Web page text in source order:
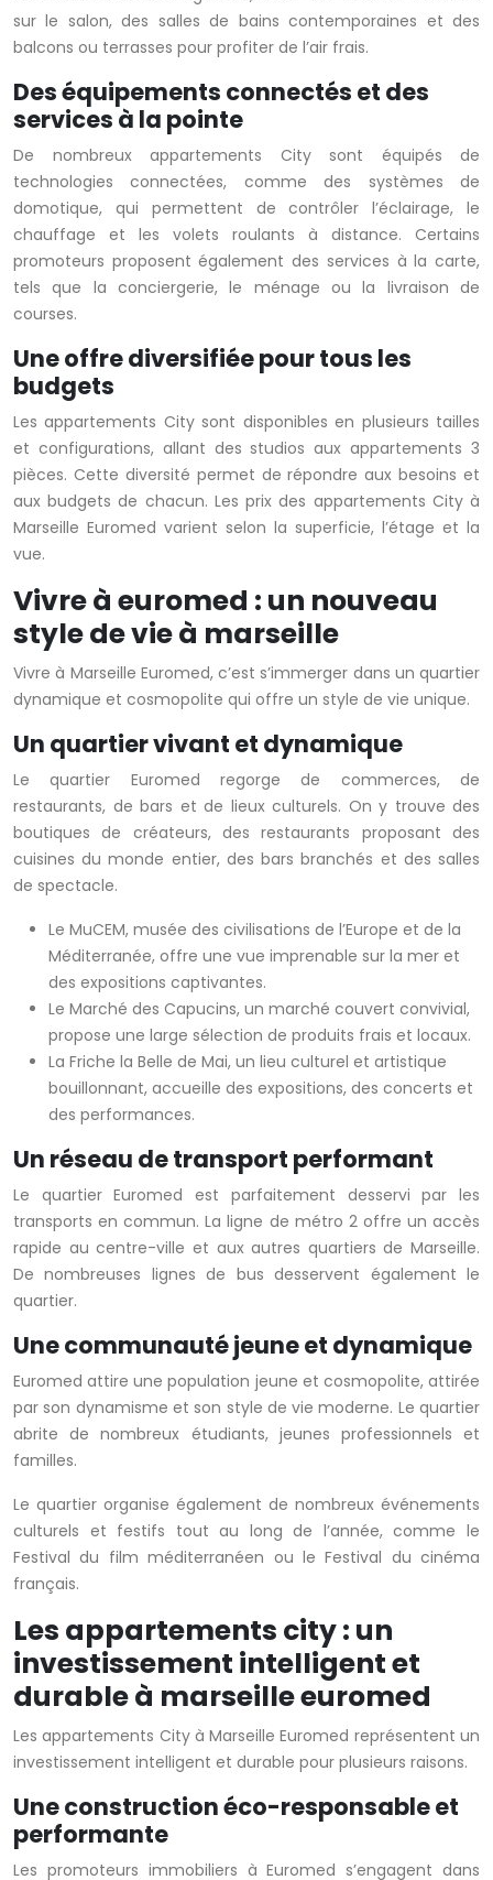
sur le salon, des salles de bains contemporaines et des
balcons ou terrasses pour profiter de l’air frais.
Des équipements connectés et des
services à la pointe
De nombreux appartements City sont équipés de
technologies connectées, comme des systèmes de
domotique, qui permettent de contrôler l’éclairage, le
chauffage et les volets roulants à distance. Certains
promoteurs proposent également des services à la carte,
tels que la conciergerie, le ménage ou la livraison de
courses.
Une offre diversifiée pour tous les
budgets
Les appartements City sont disponibles en plusieurs tailles
et configurations, allant des studios aux appartements 3
pièces. Cette diversité permet de répondre aux besoins et
aux budgets de chacun. Les prix des appartements City à
Marseille Euromed varient selon la superficie, l’étage et la
vue.
Vivre à euromed : un nouveau
style de vie à marseille
Vivre à Marseille Euromed, c’est s’immerger dans un quartier
dynamique et cosmopolite qui offre un style de vie unique.
Un quartier vivant et dynamique
Le quartier Euromed regorge de commerces, de
restaurants, de bars et de lieux culturels. On y trouve des
boutiques de créateurs, des restaurants proposant des
cuisines du monde entier, des bars branchés et des salles
de spectacle.
Le MuCEM, musée des civilisations de l’Europe et de la
Méditerranée, offre une vue imprenable sur la mer et
des expositions captivantes.
Le Marché des Capucins, un marché couvert convivial,
propose une large sélection de produits frais et locaux.
La Friche la Belle de Mai, un lieu culturel et artistique
bouillonnant, accueille des expositions, des concerts et
des performances.
Un réseau de transport performant
Le quartier Euromed est parfaitement desservi par les
transports en commun. La ligne de métro 2 offre un accès
rapide au centre-ville et aux autres quartiers de Marseille.
De nombreuses lignes de bus desservent également le
quartier.
Une communauté jeune et dynamique
Euromed attire une population jeune et cosmopolite, attirée
par son dynamisme et son style de vie moderne. Le quartier
abrite de nombreux étudiants, jeunes professionnels et
familles.
Le quartier organise également de nombreux événements
culturels et festifs tout au long de l’année, comme le
Festival du film méditerranéen ou le Festival du cinéma
français.
Les appartements city : un
investissement intelligent et
durable à marseille euromed
Les appartements City à Marseille Euromed représentent un
investissement intelligent et durable pour plusieurs raisons.
Une construction éco-responsable et
performante
Les promoteurs immobiliers à Euromed s’engagent dans